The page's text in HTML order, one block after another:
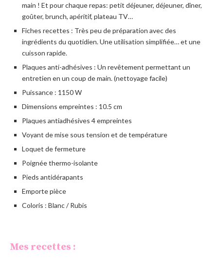
main ! Et pour chaque repas: petit déjeuner, déjeuner, dîner,
goûter, brunch, apéritif, plateau TV…
Fiches recettes : Très peu de préparation avec des
ingrédients du quotidien. Une utilisation simplifiée… et une
cuisson rapide.
Plaques anti-adhésives : Un revêtement permettant un
entretien en un coup de main. (nettoyage facile)
Puissance : 1150 W
Dimensions empreintes : 10.5 cm
Plaques antiadhésives 4 empreintes
Voyant de mise sous tension et de température
Loquet de fermeture
Poignée thermo-isolante
Pieds antidérapants
Emporte pièce
Coloris : Blanc / Rubis
Mes recettes :